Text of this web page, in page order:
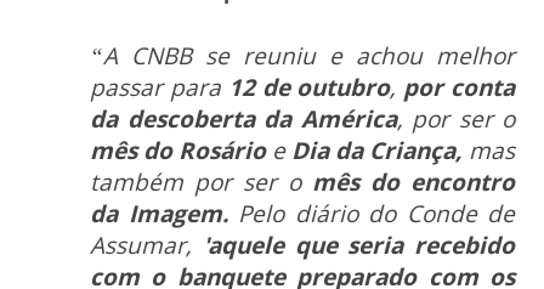
“A CNBB se reuniu e achou melhor
passar para 12 de outubro, por conta
da descoberta da América, por ser o
mês do RosárioeDia da Criança, mas
também por ser o mês do encontro
da Imagem.Pelo diário do Conde de
Assumar, 'aquele que seria recebido
com o banquete preparado com os